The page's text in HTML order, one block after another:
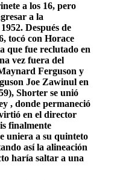
a los 16, pero
a la
Después de
tocó con Horace
que fue reclutado en
vez fuera del
Ferguson y
Joe Zawinul en
Shorter se unió
, donde permaneció
en el director
finalmente
uniera a su quinteto
así la alineación
haría saltar a una